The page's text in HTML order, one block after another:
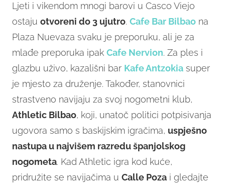
Ljeti i vikendom mnogi barovi u Casco Viejo
ostaju otvoreni do 3 ujutro. Cafe Bar Bilbao na
Plaza Nuevaza svaku je preporuku, ali je za
mlađe preporuka ipak Cafe Nervion. Za ples i
glazbu uživo, kazališni bar Kafe Antzokia super
je mjesto za druženje. Također, stanovnici
strastveno navijaju za svoj nogometni klub,
Athletic Bilbao, koji, unatoč politici potpisivanja
ugovora samo s baskijskim igračima, uspješno
nastupa u najvišem razredu španjolskog
nogometa. Kad Athletic igra kod kuće,
pridružite se navijačima u Calle Poza i gledajte